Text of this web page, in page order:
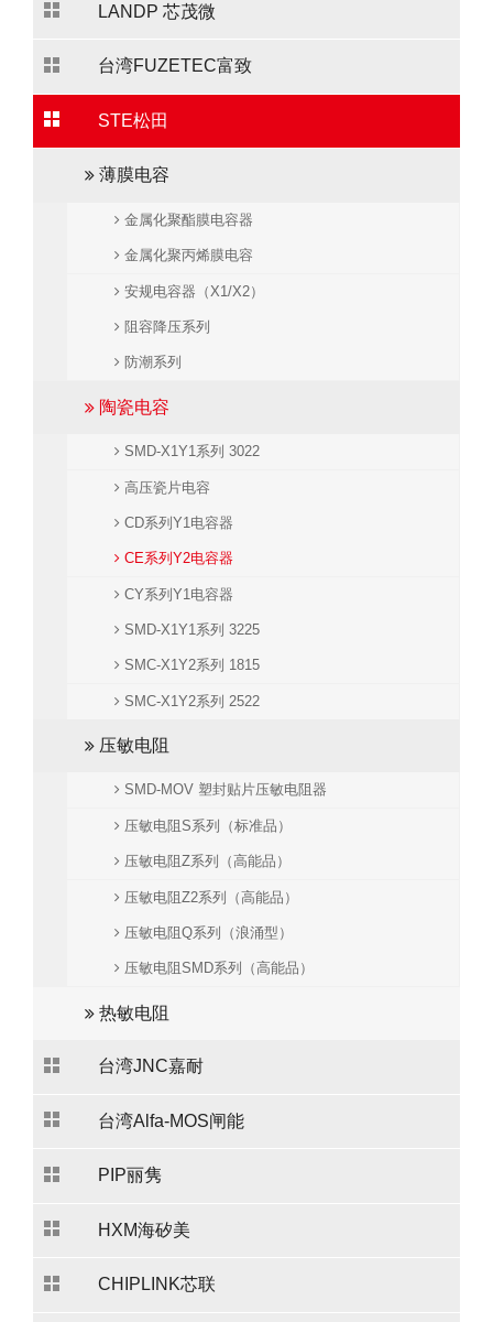
LANDP 芯茂微
台湾FUZETEC富致
STE松田
薄膜电容
金属化聚酯膜电容器
金属化聚丙烯膜电容
安规电容器（X1/X2）
阻容降压系列
防潮系列
陶瓷电容
SMD-X1Y1系列 3022
高压瓷片电容
CD系列Y1电容器
CE系列Y2电容器
CY系列Y1电容器
SMD-X1Y1系列 3225
SMC-X1Y2系列 1815
SMC-X1Y2系列 2522
压敏电阻
SMD-MOV 塑封贴片压敏电阻器
压敏电阻S系列（标准品）
压敏电阻Z系列（高能品）
压敏电阻Z2系列（高能品）
压敏电阻Q系列（浪涌型）
压敏电阻SMD系列（高能品）
热敏电阻
台湾JNC嘉耐
台湾Alfa-MOS闸能
PIP丽隽
HXM海矽美
CHIPLINK芯联